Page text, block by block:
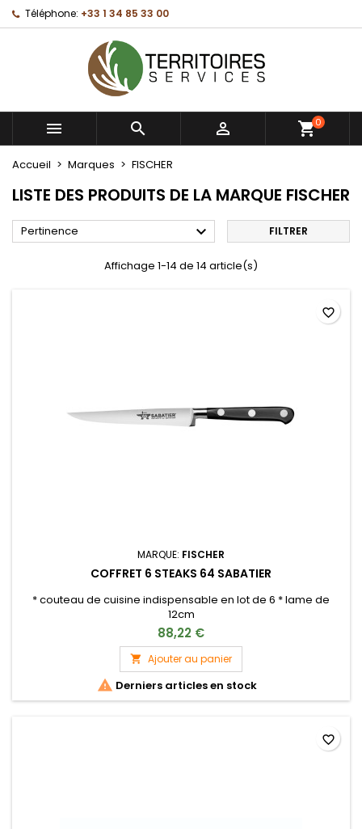
Téléphone: +33 1 34 85 33 00
   0
Accueil Marques FISCHER
LISTE DES PRODUITS DE LA MARQUE FISCHER
Pertinence  FILTRER
Affichage 1-14 de 14 article(s)
MARQUE: FISCHER
COFFRET 6 STEAKS 64 SABATIER
* couteau de cuisine indispensable en lot de 6 * lame de
12cm
88,22 €
 Ajouter au panier
 Derniers articles en stock
favorite_border
favorite_border
Mes listes d'envies ×
Créer une nouvelle liste
((modalTitle)) ×
((confirmMessage))
((cancelText)) ((modalDeleteText))
Créer une liste d'envies ×
Nom de la liste d'envies
Annuler
Connexion ×
Vous devez être connecté pour ajouter des produits
à votre liste d'envies.
Annuler Connexion